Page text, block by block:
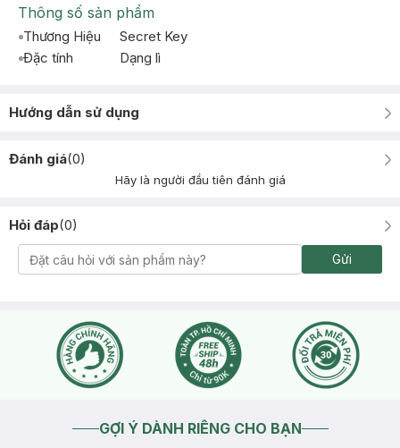
Thông số sản phẩm
Thương Hiệu
Secret Key
Đặc tính
Dạng lì
Hướng dẫn sử dụng
Đánh giá(0)
Hãy là người đầu tiên đánh giá
Hỏi đáp(0)
Gửi
GỢI Ý DÀNH RIÊNG CHO BẠN